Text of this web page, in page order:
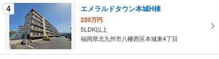
す
る
4 エメラルドタウン本城H棟
220万円
5LDK以上
福岡県北九州市八幡西区本城東4丁目